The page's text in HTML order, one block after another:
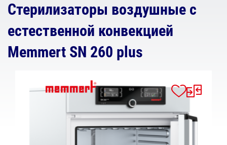
Стерилизаторы воздушные с
естественной конвекцией
Memmert SN 260 plus